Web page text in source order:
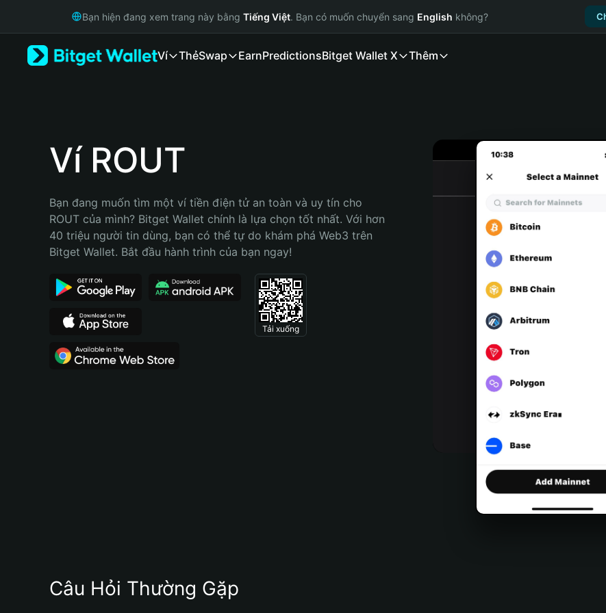
Русский
Bahasa Indonesia
Português (Brasil)
Bạn hiện đang xem trang này bằng Tiếng Việt. Bạn có muốn chuyển sang English không?
Ví ThẻSwap EarnPredictionsBitget Wallet X Thêm
Ví ROUT
Bạn đang muốn tìm một ví tiền điện tử an toàn và uy tín cho
ROUT của mình? Bitget Wallet chính là lựa chọn tốt nhất. Với hơn
40 triệu người tin dùng, bạn có thể tự do khám phá Web3 trên
Bitget Wallet. Bắt đầu hành trình của bạn ngay!
Tải xuống
Câu Hỏi Thường Gặp